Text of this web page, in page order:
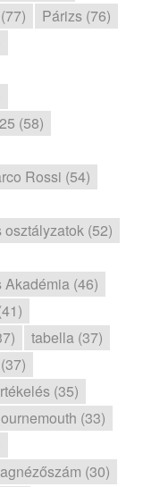
Párizs (76)
(58)
Rossi (54)
osztályzatok (52)
Akadémia (46)
tabella (37)
(35)
(33)
(30)